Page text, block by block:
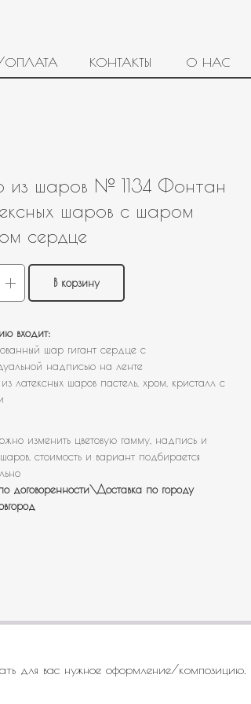
ОПЛАТА КОНТАКТЫ О НАС
из шаров № 1134 Фонтан
шаров с шаром
сердце
В корзину
входит:
шар гигант сердце с
надписью на ленте
латексных шаров пастель, хром, кристалл с
изменить цветовую гамму, надпись и
шаров, стоимость и вариант подбирается
договоренности\Доставка по городу
для вас нужное оформление/композицию.